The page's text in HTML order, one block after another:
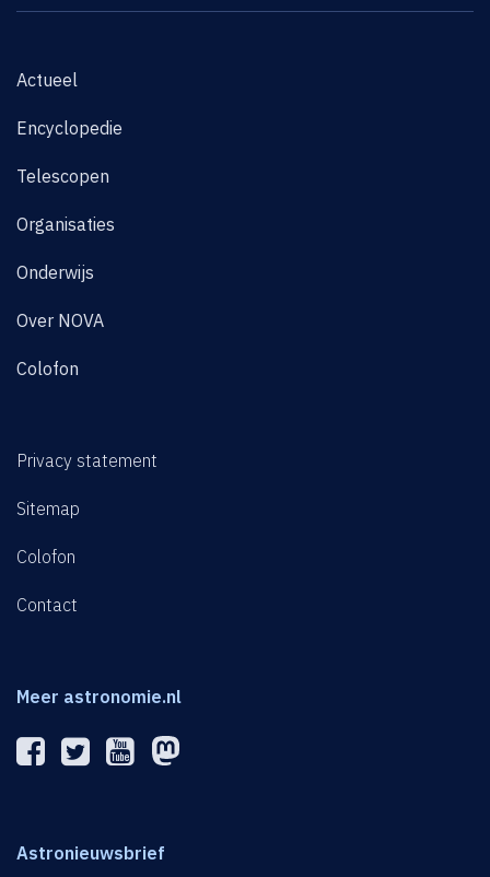
Actueel
Encyclopedie
Telescopen
Organisaties
Onderwijs
Over NOVA
Colofon
Privacy statement
Sitemap
Colofon
Contact
Meer astronomie.nl
Astronieuwsbrief